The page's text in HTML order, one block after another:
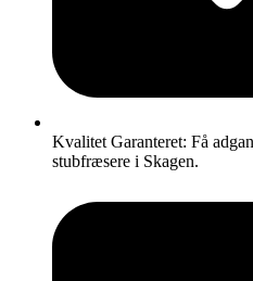
Kvalitet Garanteret: Få
stubfræsere i Skagen.